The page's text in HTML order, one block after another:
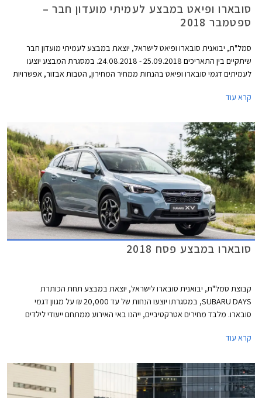
סובארו ופיאט במבצע לעמיתי מועדון חבר –
ספטמבר 2018
סמל"ת, יבואנית סובארו ופיאט לישראל, יוצאת במבצע לעמיתי מועדון חבר
שיתקיים בין התאריכים 25.09.2018 - 24.08.2018. במסגרת המבצע יוצעו
לעמיתים דגמי סובארו ופיאט בהנחות ממחיר המחירון, הטבות אבזור, אפשרויות
המבצע יתקיים בכל סוכנויות פיאט וסובארו ברחבי הארץ, וגם ביריד מועדון חבר
קרא עוד
סובארו במבצע פסח 2018
קבוצת סמל"ת, יבואנית סובארו לישראל, יוצאת במבצע תחת הכותרת
SUBARU DAYS, במסגרתו יוצעו הנחות של עד 20,000 ₪ על מגוון דגמי
סובארו. מלבד מחירים אטרקטיביים, ייהנו באי האירוע ממתחם ייעודי לילדים
קרא עוד